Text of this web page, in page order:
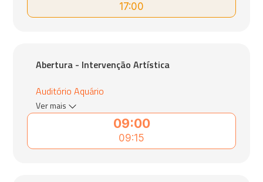
17:00
09:00
09:15
Abertura - Intervenção Artística
Auditório Aquário
Ver mais